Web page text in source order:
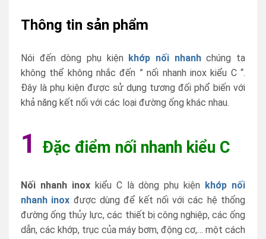
Thông tin sản phẩm
Nói đến dòng phụ kiện khớp nối nhanhchúng ta
không thể không nhắc đến ” nối nhanh inox kiểu C “.
Đây là phụ kiện được sử dụng tương đối phổ biến với
khả năng kết nối với các loại đường ống khác nhau.
1 Đặc điểm nối nhanh kiểu C
Nối nhanh inoxkiểu C là dòng phụ kiện khớp nối
nhanh inox được dùng để kết nối với các hệ thống
đường ống thủy lực, các thiết bị công nghiệp, các ống
dẫn, các khớp, trục của máy bơm, động cơ,… một cách